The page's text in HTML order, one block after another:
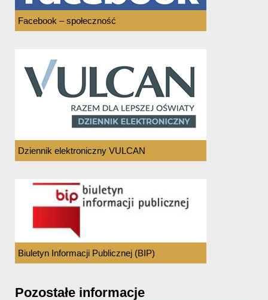
Facebook – społeczność
Dziennik elektroniczny VULCAN
Biuletyn Informacji Publicznej (BIP)
Pozostałe informacje